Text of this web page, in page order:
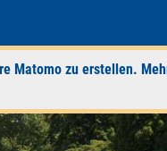
Matomo zu erstellen.